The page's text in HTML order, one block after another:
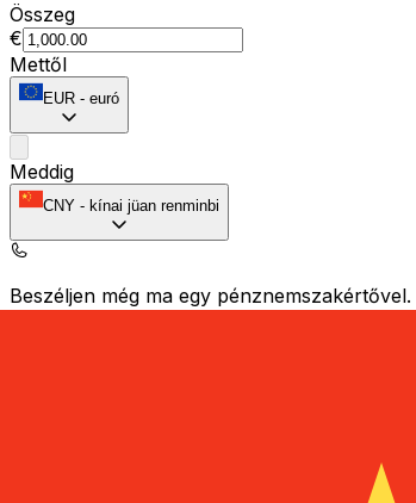
Összeg
€
Mettől
EUR - euró
Meddig
CNY - kínai jüan renminbi
Beszéljen még ma egy pénznemszakértővel.